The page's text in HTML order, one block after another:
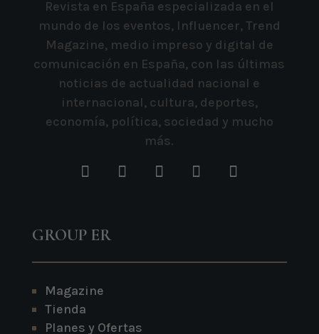
Revista en España especializada en el
mundo de los eventos, Influencer, Trend
Magazine, medio impreso y digital de
comunicación en España, con las últimas
noticias de actualidad nacional e
internacional, cultura, deportes,
economía, política, sociedad y mucho
más.
GROUP ER
Magazine
Tienda
Planes y Ofertas